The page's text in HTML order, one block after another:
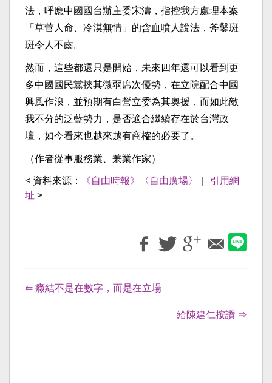
法，呼應中國國台辦主委宋濤，指控我方處理本案
「草菅人命、冷漠無情」的含血噴人說法，斧鑿斑
斑令人不齒。
然而，這些都還只是開始，未來四年還可以看到更
多中國國民黨挾其微弱席次優勢，在立院配合中國
興風作浪，並預期有白營立委為其奧援，而如此敵
我不分的泛藍勢力，是否適合繼續存在於台灣政
壇，如今看來也越來越有商榷的必要了。
（作者從事服務業、兼業作家）
< 資料來源： 《自由時報》〈自由廣場〉
引用網
址 >
⇐ 癥結不是在數字，而是在立場
給陳建仁按讚 ⇒